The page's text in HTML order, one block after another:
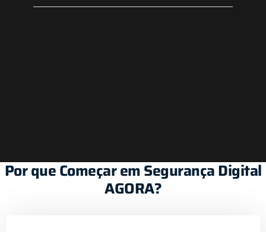
Por que Começar em Segurança Digital
AGORA?